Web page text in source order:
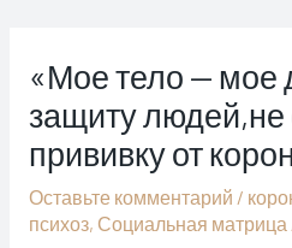
содержимому
«Мое тело — мое
защиту
прививку от
Оставьте комментарий /
психоз, Социальная матрица